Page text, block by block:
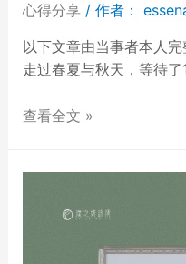
心得分享/ 作者：
以下文章由当事者本人
走过春夏与秋天，等待
查看全文 »